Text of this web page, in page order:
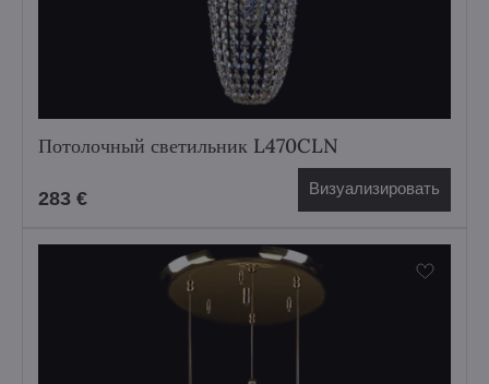
Потолочный светильник L470CLN
283 € Визуализировать